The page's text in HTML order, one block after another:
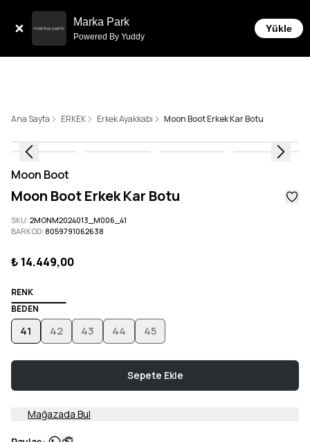
Marka Park
Powered By Yuddy
Yükle
Ana Sayfa ERKEK Erkek Ayakkabı Moon Boot Erkek Kar Botu
Moon Boot
Moon Boot Erkek Kar Botu
SKU:2MONM2024013_M006_41
BARKOD: 8059791062638
₺ 14.449,00
RENK
BEDEN
41 42 43 44 45
Sepete Ekle
Mağazada Bul